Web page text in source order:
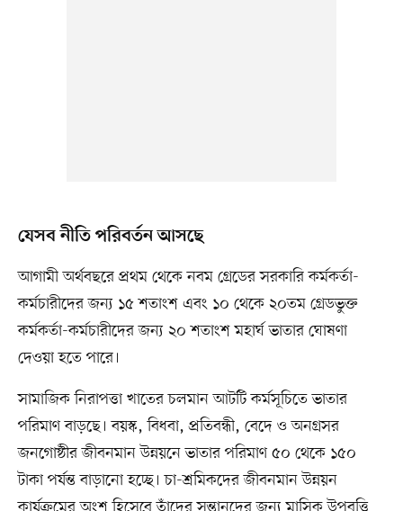
যেসব নীতি পরিবর্তন আসছে
আগামী অর্থবছরে প্রথম থেকে নবম গ্রেডের সরকারি কর্মকর্তা-
কর্মচারীদের জন্য ১৫ শতাংশ এবং ১০ থেকে ২০তম গ্রেডভুক্ত
কর্মকর্তা-কর্মচারীদের জন্য ২০ শতাংশ মহার্ঘ ভাতার ঘোষণা
দেওয়া হতে পারে।
সামাজিক নিরাপত্তা খাতের চলমান আটটি কর্মসূচিতে ভাতার
পরিমাণ বাড়ছে। বয়স্ক, বিধবা, প্রতিবন্ধী, বেদে ও অনগ্রসর
জনগোষ্ঠীর জীবনমান উন্নয়নে ভাতার পরিমাণ ৫০ থেকে ১৫০
টাকা পর্যন্ত বাড়ানো হচ্ছে। চা-শ্রমিকদের জীবনমান উন্নয়ন